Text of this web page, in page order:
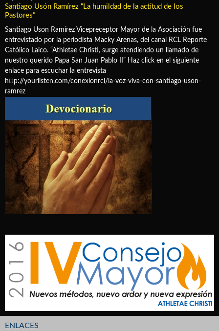
Santiago Usón Ramírez “La humildad de la actitud de los
Pastores”
Santiago Uson Ramírez Vicepreceptor Mayor de la Asociación fue
entrevistado por la periodista Macky Arenas, del canal RCL Reporte
Católico Laico. “Athletae Christi, surge atendiendo un llamado de
nuestro querido Papa San Juan Pablo II” Haz click en el siguiente
enlace para escuchar la entrevista
http://yourlisten.com/conexionrcl/la-voz-viva-con-santiago-uson-
ramrez
ENLACES